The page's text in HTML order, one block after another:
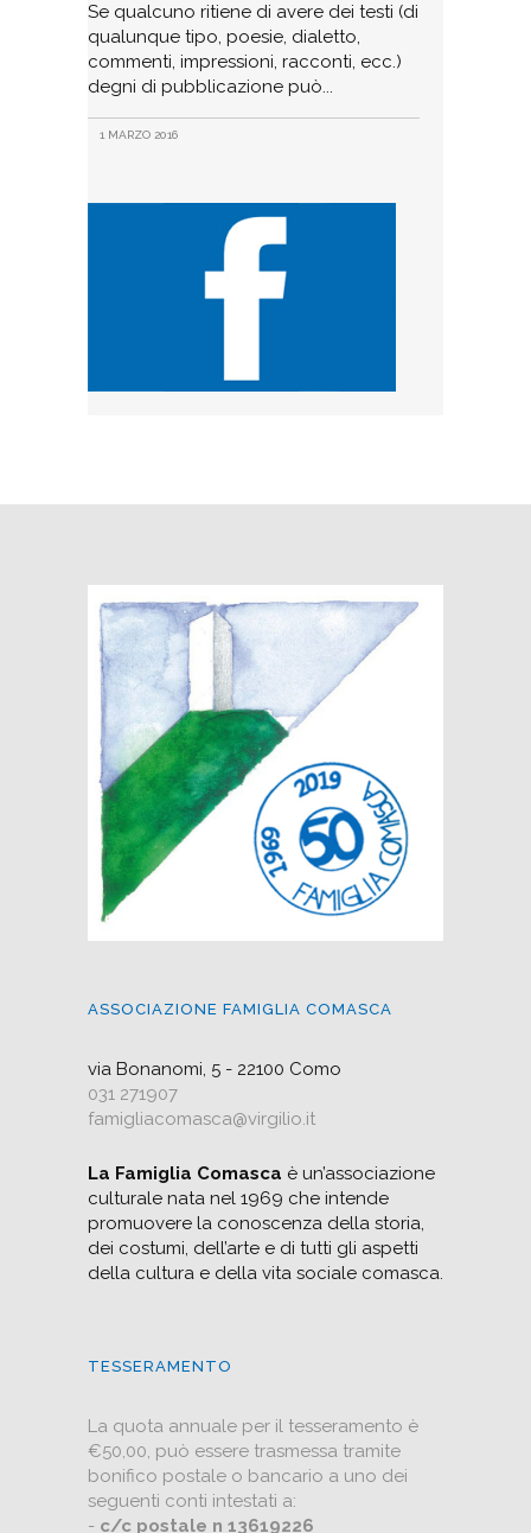
Se qualcuno ritiene di avere dei testi (di
qualunque tipo, poesie, dialetto,
commenti, impressioni, racconti, ecc.)
degni di pubblicazione può
1 MARZO 2016
ASSOCIAZIONE FAMIGLIA COMASCA
via Bonanomi, 5 - 22100 Como
031 271907
famigliacomasca@virgilio.it
La Famiglia Comasca è un’associazione
culturale nata nel 1969 che intende
promuovere la conoscenza della storia,
dei costumi, dell’arte e di tutti gli aspetti
della cultura e della vita sociale comasca.
TESSERAMENTO
La quota annuale per il tesseramento è
€50,00, può essere trasmessa tramite
bonifico postale o bancario a uno dei
seguenti conti intestati a:
- c/c postale n 13619226